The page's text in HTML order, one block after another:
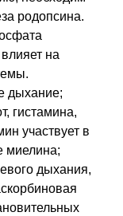
родопсина.
на
дыхание;
гистамина,
участвует в
миелина;
дыхания,